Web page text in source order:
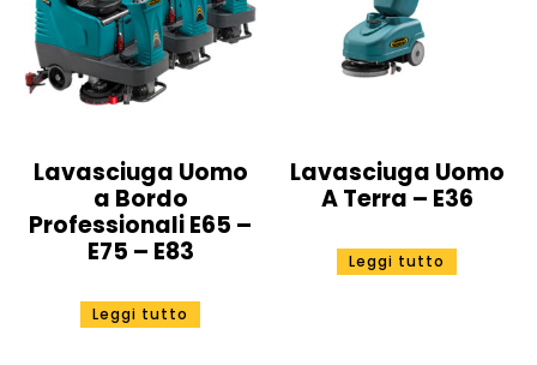
Lavasciuga Uomo
a Bordo
Professionali E65 –
E75 – E83
Leggi tutto
Lavasciuga Uomo
A Terra – E36
Leggi tutto